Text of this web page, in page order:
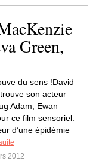
Green,
du sens !David
son acteur
Adam, Ewan
ce film sensoriel.
d’une épidémie
2012